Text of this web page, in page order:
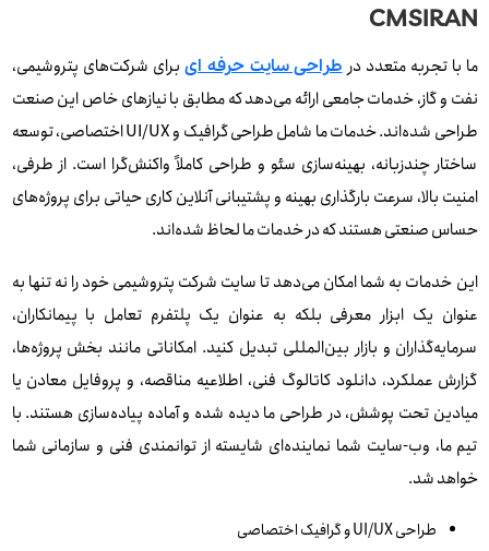
CMSIRAN
ما با تجربه متعدد درطراحی سایت حرفه ای برای شرکت‌های پتروشیمی،
نفت و گاز، خدمات جامعی ارائه می‌دهد که مطابق با نیازهای خاص این صنعت
طراحی شده‌اند. خدمات ما شامل طراحی گرافیک و UI/UX اختصاصی، توسعه
ساختار چندزبانه، بهینه‌سازی سئو و طراحی کاملاً واکنش‌گرا است. از طرفی،
امنیت بالا، سرعت بارگذاری بهینه و پشتیبانی آنلاین کاری حیاتی برای پروژه‌های
حساس صنعتی هستند که در خدمات ما لحاظ شده‌اند.
این خدمات به شما امکان می‌دهد تا سایت شرکت پتروشیمی خود را نه تنها به
عنوان یک ابزار معرفی بلکه به عنوان‌ یک پلتفرم تعامل با پیمانکاران،
سرمایه‌گذاران و بازار بین‌المللی تبدیل کنید. امکاناتی مانند بخش پروژه‌ها،
گزارش عملکرد، دانلود کاتالوگ فنی، اطلاعیه مناقصه، و پروفایل معادن یا
میادین تحت پوشش، در طراحی ما دیده شده و آماده پیاده‌سازی هستند. با
تیم ما، وب-سایت شما نماینده‌ای شایسته از توانمندی فنی و سازمانی شما
خواهد شد.
طراحی UI/UX و گرافیک اختصاصی